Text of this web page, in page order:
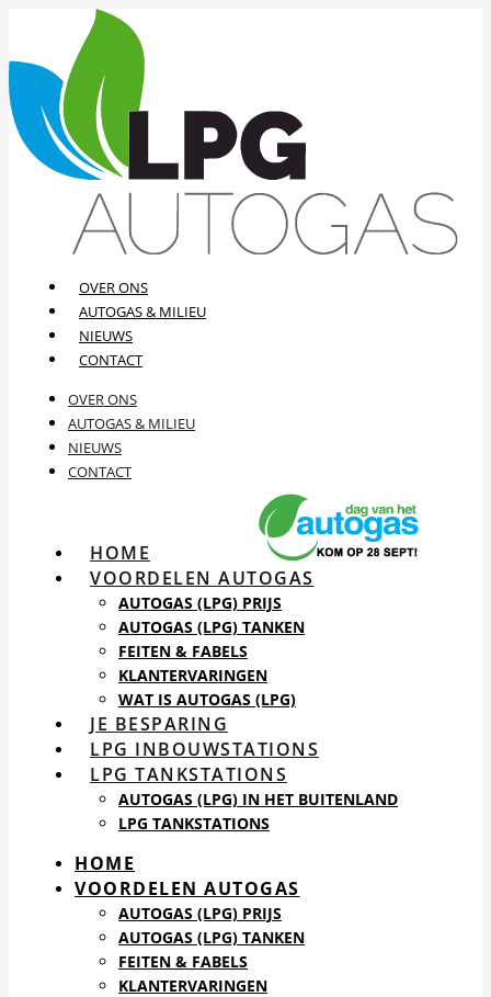
OVER ONS
AUTOGAS & MILIEU
NIEUWS
CONTACT
OVER ONS
AUTOGAS & MILIEU
NIEUWS
CONTACT
HOME
VOORDELEN AUTOGAS
AUTOGAS (LPG) PRIJS
AUTOGAS (LPG) TANKEN
FEITEN & FABELS
KLANTERVARINGEN
WAT IS AUTOGAS (LPG)
JE BESPARING
LPG INBOUWSTATIONS
LPG TANKSTATIONS
AUTOGAS (LPG) IN HET BUITENLAND
LPG TANKSTATIONS
HOME
VOORDELEN AUTOGAS
AUTOGAS (LPG) PRIJS
AUTOGAS (LPG) TANKEN
FEITEN & FABELS
KLANTERVARINGEN